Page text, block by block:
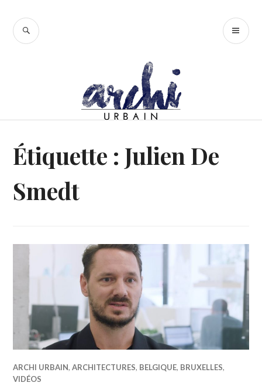
contenu
RECHERCHE
Étiquette : Julien De
Smedt
ARCHI URBAIN,ARCHITECTURES, BELGIQUE, BRUXELLES,
VIDÉOS